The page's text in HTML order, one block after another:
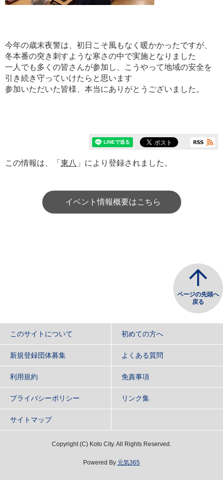
今年の歳末夜警は、初日こそ風もなく暖かかったですが、
冬本番の突き刺すような寒さの中で実施となりました
一人でも多くの皆さんが参加し、こうやって地域の安全を
引き続き守っていけたらと思います
参加いただいた皆様、本当にありがとうございました。
この情報は、「 東八 」により登録されました。
イベント情報概要はこちら
ページの先頭へ
戻る
このサイトについて 初めての方へ
新規登録団体募集 よくある質問
利用規約 免責事項
プライバシーポリシー リンク集
サイトマップ
Copyright(C) Koto City. All Rights Reserved.
Powered By 元気365